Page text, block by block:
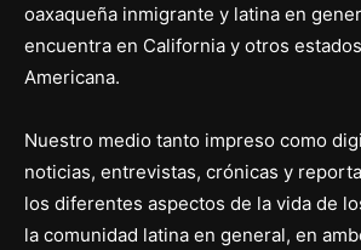
oaxaqueña inmigrante y latina en
encuentra en California y otros
Americana.
Nuestro medio tanto impreso como
noticias, entrevistas, crónicas y
los diferentes aspectos de la vida de
la comunidad latina en general, en